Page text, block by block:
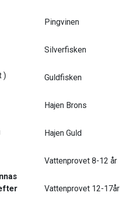
)
Pingvinen
Silverfisken
Guldfisken
Hajen Brons
Hajen Guld
Vattenprovet 8-12 år
Vattenprovet 12-17år